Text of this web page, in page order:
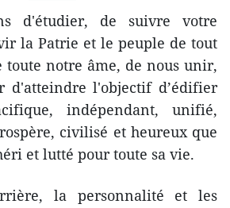
d'étudier, de suivre votre
la Patrie et le peuple de tout
notre âme, de nous unir,
d'atteindre l'objectif d’édifier
indépendant, unifié,
civilisé et heureux que
et lutté pour toute sa vie.
la personnalité et les